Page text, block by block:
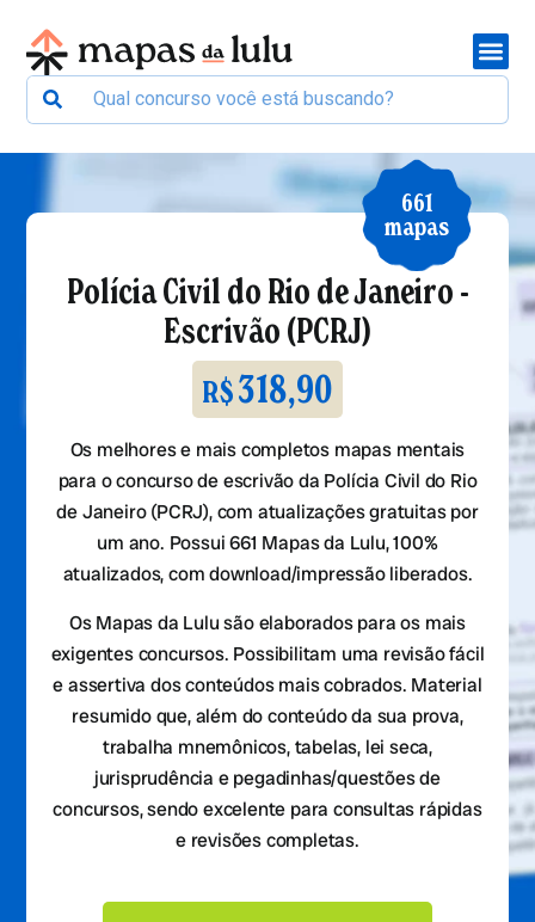
661
mapas
Polícia Civil do Rio de Janeiro -
Escrivão (PCRJ)
R$318,90
Os melhores e mais completos mapas mentais
para o concurso de escrivão da Polícia Civil do Rio
de Janeiro (PCRJ), com atualizações gratuitas por
um ano. Possui 661 Mapas da Lulu, 100%
atualizados, com download/impressão liberados.
Os Mapas da Lulu são elaborados para os mais
exigentes concursos. Possibilitam uma revisão fácil
e assertiva dos conteúdos mais cobrados. Material
resumido que, além do conteúdo da sua prova,
trabalha mnemônicos, tabelas, lei seca,
jurisprudência e pegadinhas/questões de
concursos, sendo excelente para consultas rápidas
e revisões completas.